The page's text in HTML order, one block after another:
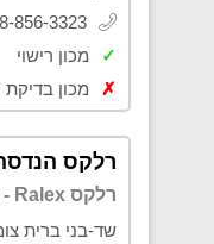
856-3323
✓
מכון רישוי
✗
מכון בדיקת
רלקס הנדסה (1996)
רלקס Ralex - סוכנות משנה טויוטה אשדוד
שד-בני ברית צומת